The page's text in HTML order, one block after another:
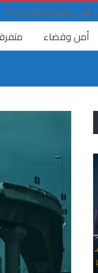
مستقل ودولة لها جيش واحد
أمن وقضاء